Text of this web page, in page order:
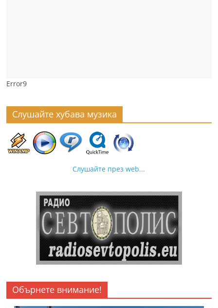
Error9
Слушайте хубава музика
Слушайте през web...
Обърнете внимание!